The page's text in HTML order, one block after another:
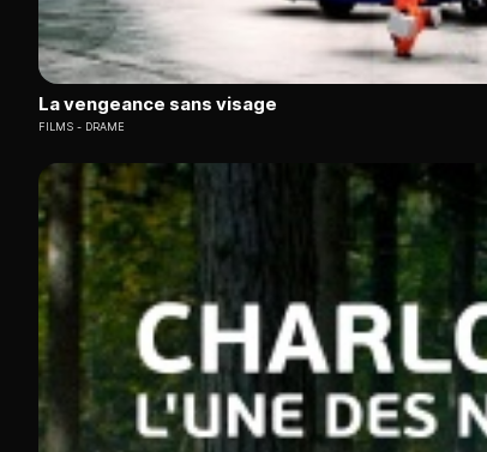
La vengeance sans visage
FILMS DRAME